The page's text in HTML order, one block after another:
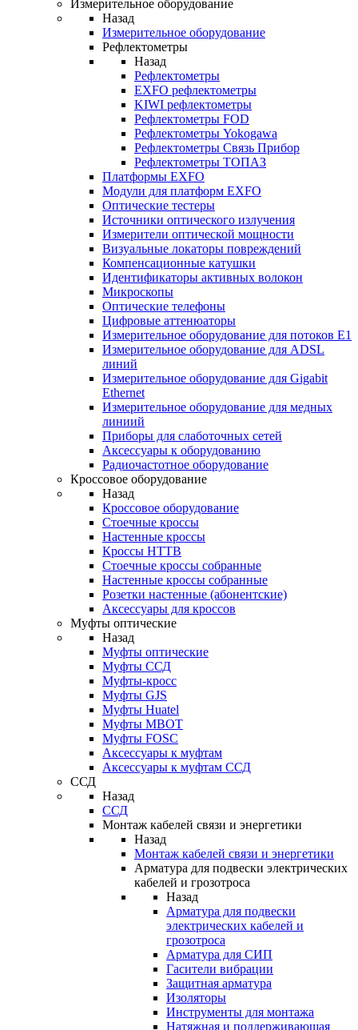
Измерительное оборудование
Назад
Измерительное оборудование
Рефлектометры
Назад
Рефлектометры
EXFO рефлектометры
KIWI рефлектометры
Рефлектометры FOD
Рефлектометры Yokogawa
Рефлектометры Связь Прибор
Рефлектометры ТОПАЗ
Платформы EXFO
Модули для платформ EXFO
Оптические тестеры
Источники оптического излучения
Измерители оптической мощности
Визуальные локаторы повреждений
Компенсационные катушки
Идентификаторы активных волокон
Микроскопы
Оптические телефоны
Цифровые аттенюаторы
Измерительное оборудование для потоков Е1
Измерительное оборудование для ADSL
линий
Измерительное оборудование для Gigabit
Ethernet
Измерительное оборудование для медных
линиий
Приборы для слаботочных сетей
Аксессуары к оборудованию
Радиочастотное оборудование
Кроссовое оборудование
Назад
Кроссовое оборудование
Стоечные кроссы
Настенные кроссы
Кроссы HTTB
Стоечные кроссы собранные
Настенные кроссы собранные
Розетки настенные (абонентские)
Аксессуары для кроссов
Муфты оптические
Назад
Муфты оптические
Муфты ССД
Муфты-кросс
Муфты GJS
Муфты Huatel
Муфты МВОТ
Муфты FOSC
Аксессуары к муфтам
Аксессуары к муфтам ССД
ССД
Назад
ССД
Монтаж кабелей связи и энергетики
Назад
Монтаж кабелей связи и энергетики
Арматура для подвески электрических
кабелей и грозотроса
Назад
Арматура для подвески
электрических кабелей и
грозотроса
Арматура для СИП
Гасители вибрации
Защитная арматура
Изоляторы
Инструменты для монтажа
Натяжная и поддерживающая